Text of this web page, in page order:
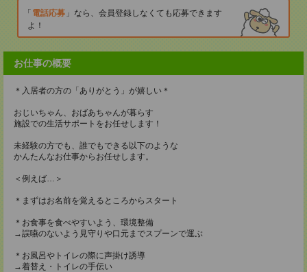
電話応募
なら、会員登録しなくても応募できます
よ！
お仕事の概要
＊入居者の方の「ありがとう」が嬉しい＊
おじいちゃん、おばあちゃんが暮らす
施設での生活サポートをお任せします！
未経験の方でも、誰でもできる以下のような
かんたんなお仕事からお任せします。
＜例えば…＞
＊まずはお名前を覚えるところからスタート
＊お食事を食べやすいよう、環境整備
→誤嚥のないよう見守りや口元までスプーンで運ぶ
＊お風呂やトイレの際に声掛け誘導
→着替え・トイレの手伝い